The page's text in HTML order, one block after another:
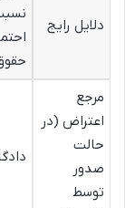
دلایل رایج
مرجع
اعتراض (در
حالت
صدور
توسط